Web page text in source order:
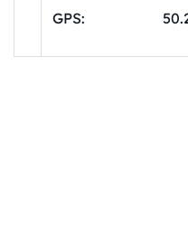
GPS: